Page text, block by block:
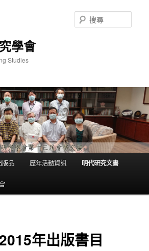
學會
Studies
尋
版品 歷年活動資訊 明代研究文書
年出版書目